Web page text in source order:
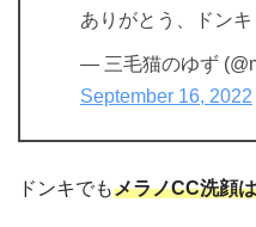
ありがとう、ドンキ
— 三毛猫のゆず
September 16, 2022
ドンキでもメラノCC洗顔